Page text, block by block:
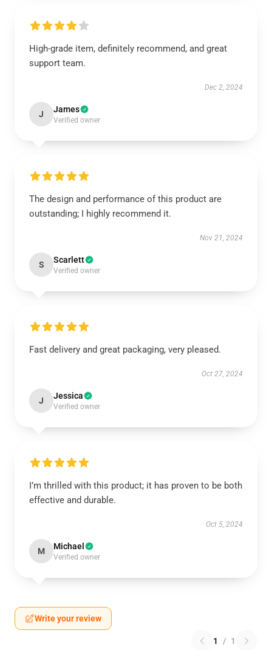
High-grade item, definitely recommend, and great
support team.
Dec 2, 2024
J James
Verified owner
The design and performance of this product are
outstanding; I highly recommend it.
Nov 21, 2024
S Scarlett
Verified owner
Fast delivery and great packaging, very pleased.
Oct 27, 2024
J Jessica
Verified owner
I’m thrilled with this product; it has proven to be both
effective and durable.
Oct 5, 2024
M Michael
Verified owner
Write your review
1 / 1